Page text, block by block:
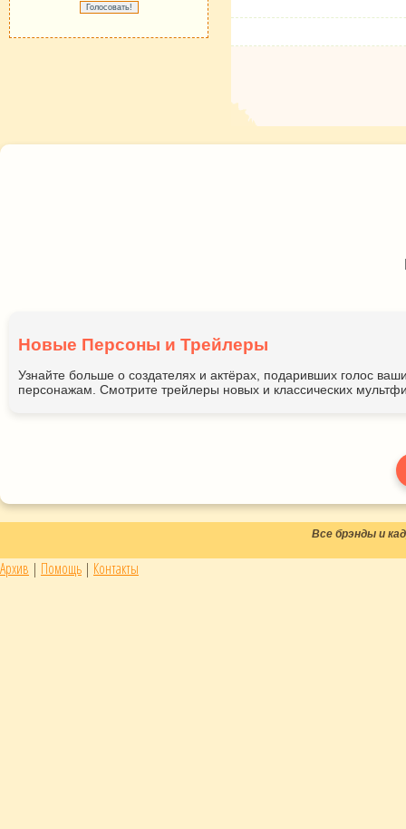
Новые Персоны и Трейлеры
Узнайте больше о создателях и актёрах, подаривших голос
персонажам. Смотрите трейлеры новых и классических
Все брэнды и
Архив | Помощь | Контакты